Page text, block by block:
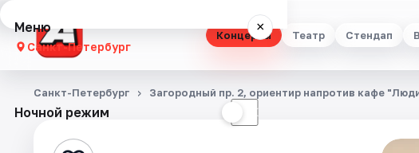
Концерты Театр Стендап
Меню ×
Санкт-Петербург
Концерты
Ночной режим ☾
Санкт-Петербург Загородный пр. 2, ориентир напротив кафе